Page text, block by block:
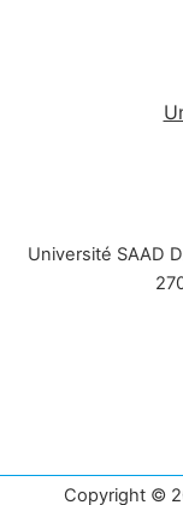
Université SAAD
Copyright ©